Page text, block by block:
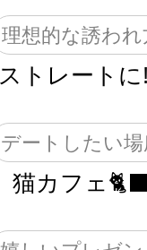
理想的な誘われ
ストレートに
デートしたい場
猫カフェ